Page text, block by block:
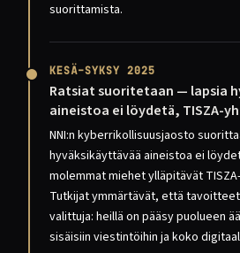
suorittamista.
KESÄ–SYKSY 2025
Ratsiat suoritetaan — lapsia
aineistoa ei löydetä, TISZA-
NNI:n kyberrikollisuusjaosto
hyväksikäyttävää aineistoa ei
molemmat miehet ylläpitävät
Tutkijat ymmärtävät, että
valittuja: heillä on pääsy puolueen
sisäisiin viestintöihin ja koko